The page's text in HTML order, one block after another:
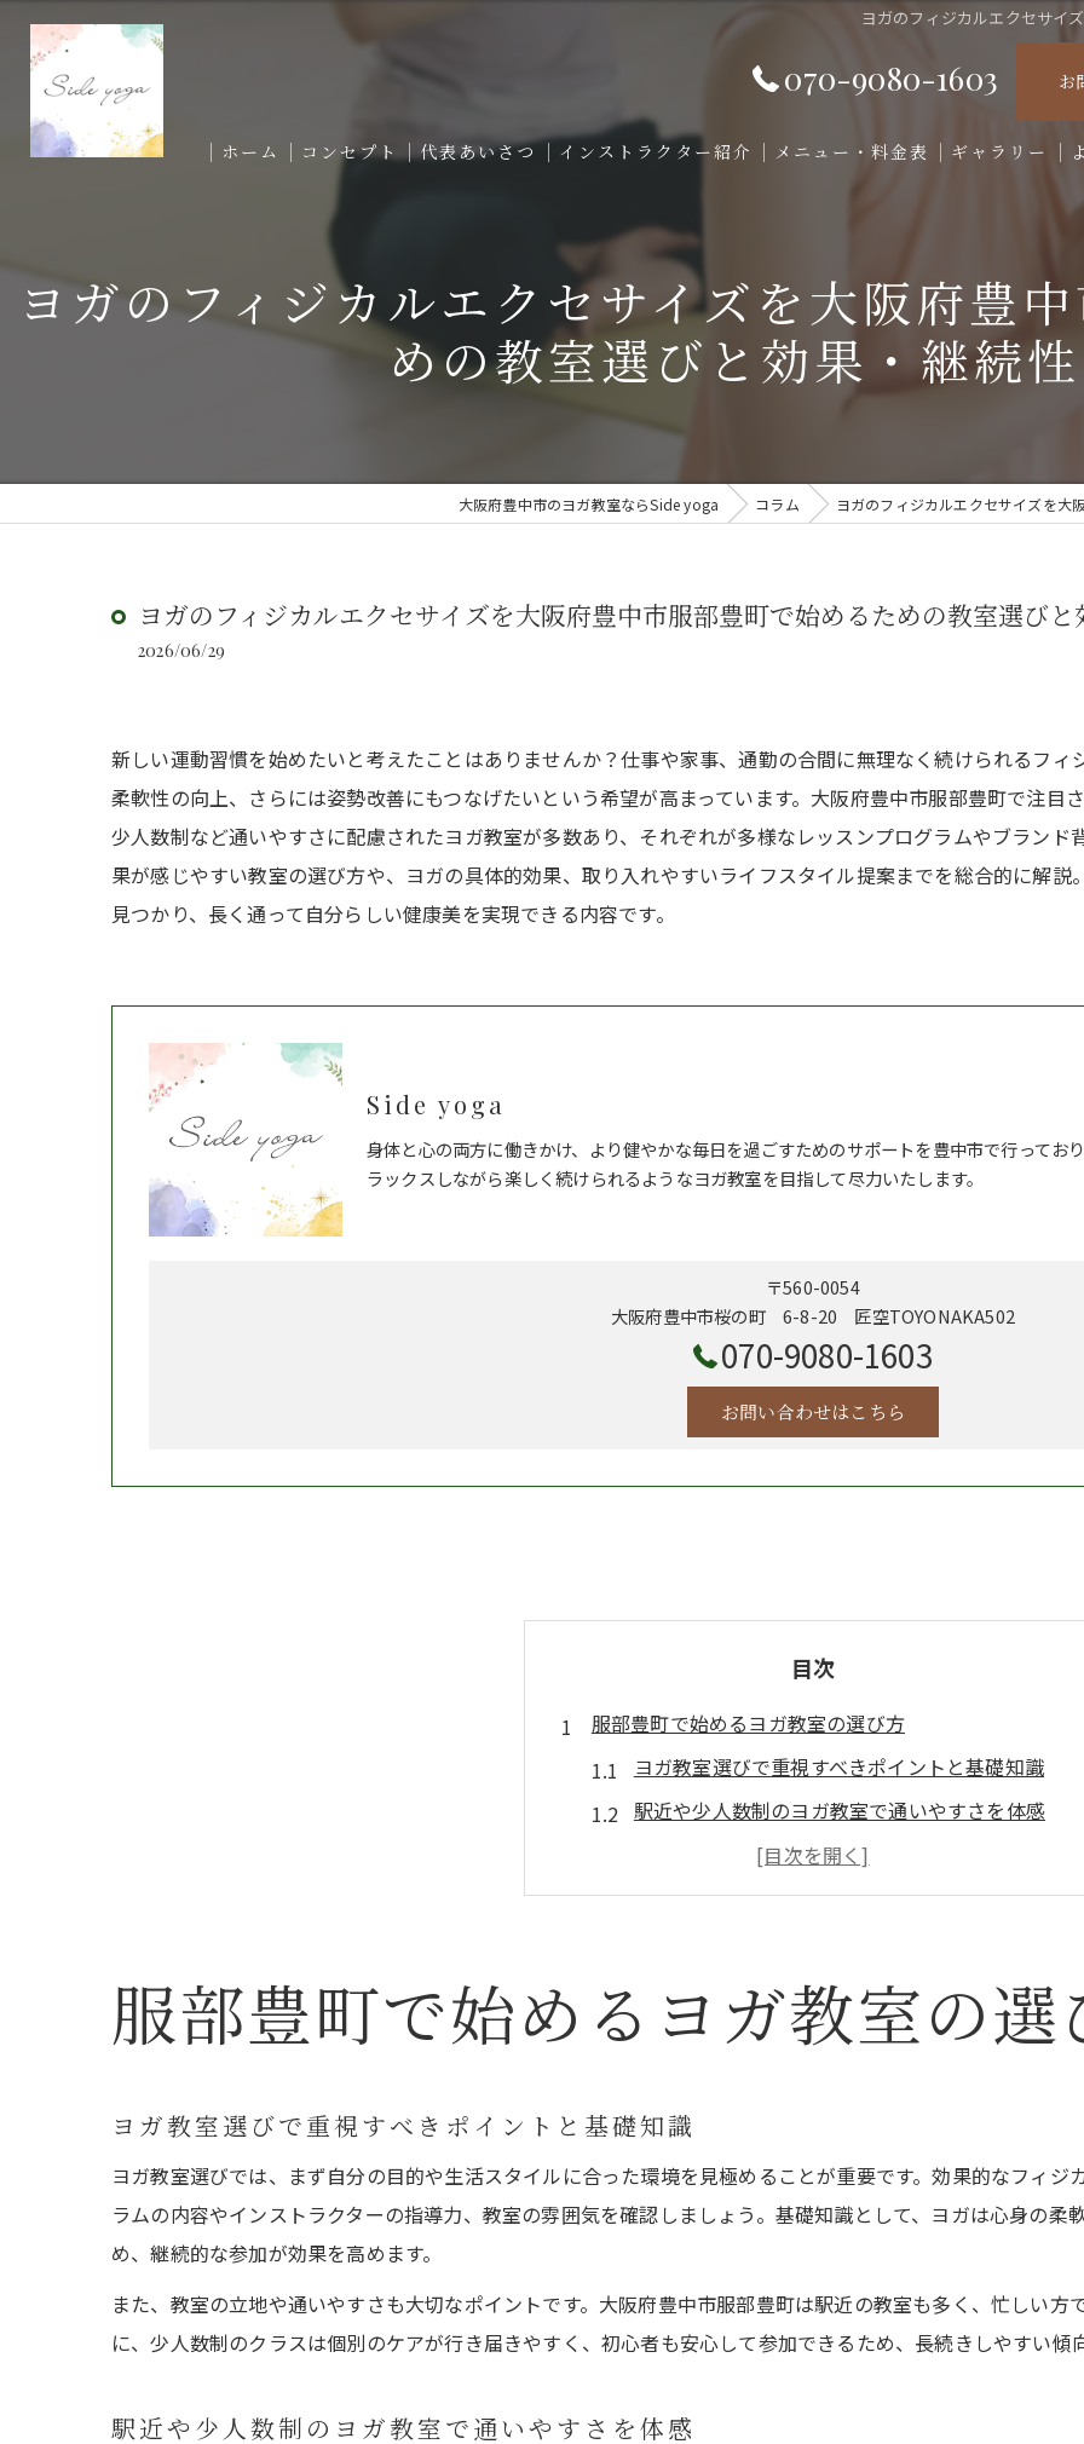
ヨガのフィジカルエクセサイ
070-9080-1603 お
ホーム コンセプト 代表あいさつ インストラクター紹介 メニュー・料金表 ギャラリー
ヨガのフィジカルエクセサイズを大阪府豊
めの教室選びと効果・継続
大阪府豊中市のヨガ教室ならSide yoga コラム ヨガのフィジカルエクセサイズを大
ヨガのフィジカルエクセサイズを大阪府豊中市服部豊町で始めるための教室選び
2026/06/29
新しい運動習慣を始めたいと考えたことはありませんか？仕事や家事、通勤の合間に無理なく続けられるフ
柔軟性の向上、さらには姿勢改善にもつなげたいという希望が高まっています。大阪府豊中市服部豊町で注目
少人数制など通いやすさに配慮されたヨガ教室が多数あり、それぞれが多様なレッスンプログラムやブランド
果が感じやすい教室の選び方や、ヨガの具体的効果、取り入れやすいライフスタイル提案までを総合的に解
見つかり、長く通って自分らしい健康美を実現できる内容です。
Side yoga
身体と心の両方に働きかけ、より健やかな毎日を過ごすためのサポートを豊中市で行ってお
ラックスしながら楽しく続けられるようなヨガ教室を目指して尽力いたします。
〒560-0054
大阪府豊中市桜の町 6-8-20 匠空TOYONAKA502
070-9080-1603
お問い合わせはこちら
目次
服部豊町で始めるヨガ教室の選び方
ヨガ教室選びで重視すべきポイントと基礎知識
駅近や少人数制のヨガ教室で通いやすさを体感
自分に合うヨガ教室の見極め方と失敗しない方法
ヨガ教室の体験レッスン活用で納得の選択を
ジムと比較したヨガ教室の効果を探る
ジムとヨガ教室の違いと目的別の選び方
ヨガ教室はダイエットや体型維持に有利か
ジムとヨガ教室の料金や通い方の違い
ヨガ教室の継続率が高い理由と選び方
ヨガ教室で長く続けるための通い方アドバイス
ヨガ教室の雰囲気やインストラクターの重要性
服部豊町で始めるヨガ教室の選
ヨガ教室選びで重視すべきポイントと基礎知識
ヨガ教室選びでは、まず自分の目的や生活スタイルに合った環境を見極めることが重要です。効果的なフィ
ラムの内容やインストラクターの指導力、教室の雰囲気を確認しましょう。基礎知識として、ヨガは心身の
め、継続的な参加が効果を高めます。
また、教室の立地や通いやすさも大切なポイントです。大阪府豊中市服部豊町は駅近の教室も多く、忙しい方
に、少人数制のクラスは個別のケアが行き届きやすく、初心者も安心して参加できるため、長続きしやすい傾
駅近や少人数制のヨガ教室で通いやすさを体感